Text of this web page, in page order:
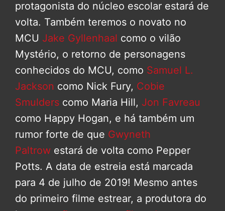
protagonista do núcleo escolar estará de
volta. Também teremos o novato no
MCU Jake Gyllenhaal como o vilão
Mystério, o retorno de personagens
conhecidos do MCU, como Samuel L.
Jackson como Nick Fury, Cobie
Smulders como Maria Hill, Jon Favreau
como Happy Hogan, e há também um
rumor forte de que Gwyneth
Paltrow estará de volta como Pepper
Potts. A data de estreia está marcada
para 4 de julho de 2019! Mesmo antes
do primeiro filme estrear, a produtora do